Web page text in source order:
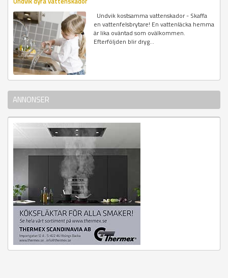
Undvik kostsamma vattenskador - Skaffa
en vattenfelsbrytare! En vattenläcka hemma
är lika oväntad som ovälkommen.
Efterföljden blir dryg...
ANNONSER